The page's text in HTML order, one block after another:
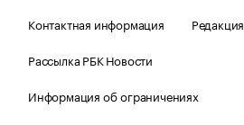
Контактная информация
Редакция
Рассылка РБК Новости
Информация об ограничениях